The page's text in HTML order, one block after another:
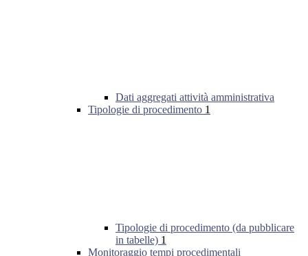
Dati aggregati attività amministrativa
Tipologie di procedimento 1
Tipologie di procedimento (da pubblicare
in tabelle) 1
Monitoraggio tempi procedimentali